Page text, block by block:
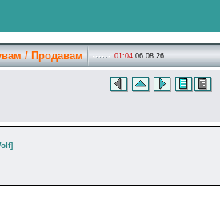
/ Продавам 01:04 06.08.26